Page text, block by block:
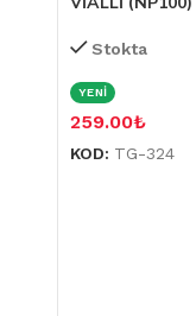
Stokta
YENİ
259.00₺
KOD: TG-324